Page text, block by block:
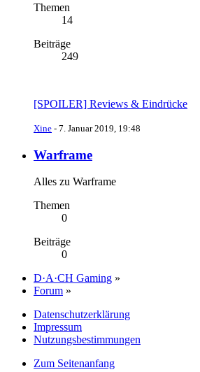
Themen
14
Beiträge
249
[SPOILER] Reviews & Eindrücke
Xine - 7. Januar 2019, 19:48
Warframe
Alles zu Warframe
Themen
0
Beiträge
0
D·A·CH Gaming »
Forum »
Datenschutzerklärung
Impressum
Nutzungsbestimmungen
Zum Seitenanfang